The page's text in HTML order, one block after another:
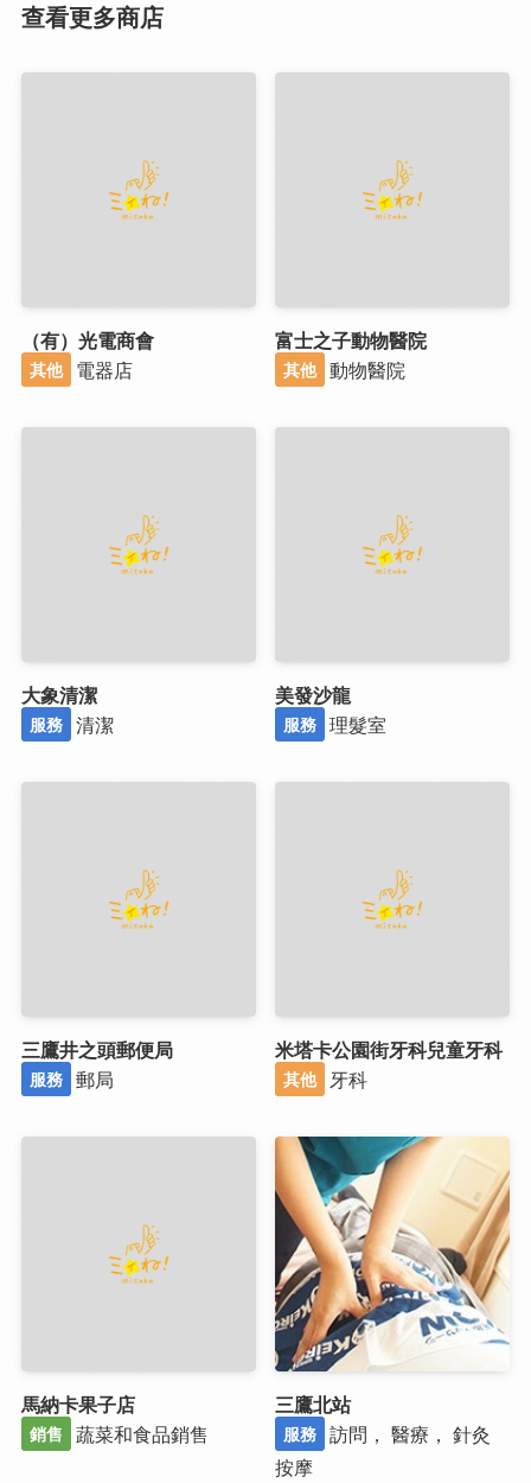
查看更多商店
（有）光電商會
其他 電器店
富士之子動物醫院
其他 動物醫院
大象清潔
服務 清潔
美發沙龍
服務 理髮室
三鷹井之頭郵便局
服務 郵局
米塔卡公園街牙科兒童牙科
其他 牙科
馬納卡果子店
銷售 蔬菜和食品銷售
三鷹北站
服務
訪問， 醫療， 針灸
按摩